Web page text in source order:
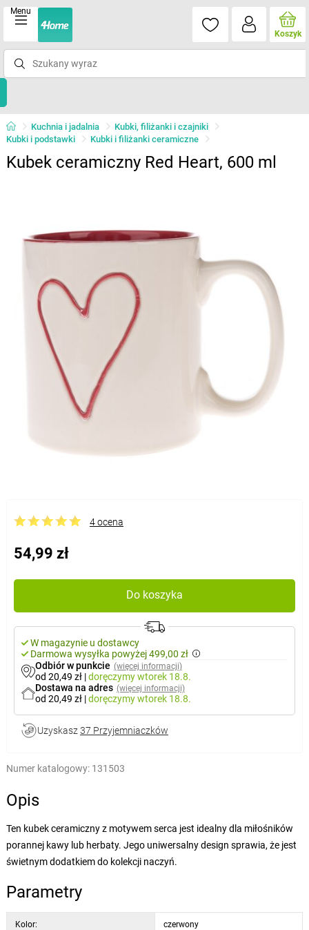
Menu
Koszyk
Kuchnia i jadalnia
Kubki, filiżanki i czajniki
Kubki i podstawki
Kubki i filiżanki ceramiczne
Kubek ceramiczny Red Heart, 600 ml
4 ocena
54,99 zł
Do koszyka
W magazynie u dostawcy
Darmowa wysyłka powyżej 499,00 zł
Odbiór w punkcie (więcej informacji)
od 20,49 zł |doręczymywtorek 18.8.
Dostawa na adres (więcej informacji)
od 20,49 zł |doręczymywtorek 18.8.
Uzyskasz 37 Przyjemniaczków
Numer katalogowy: 131503
Opis
Ten kubek ceramiczny z motywem serca jest idealny dla miłośników
porannej kawy lub herbaty. Jego uniwersalny design sprawia, że jest
świetnym dodatkiem do kolekcji naczyń.
Parametry
Kolor: czerwony